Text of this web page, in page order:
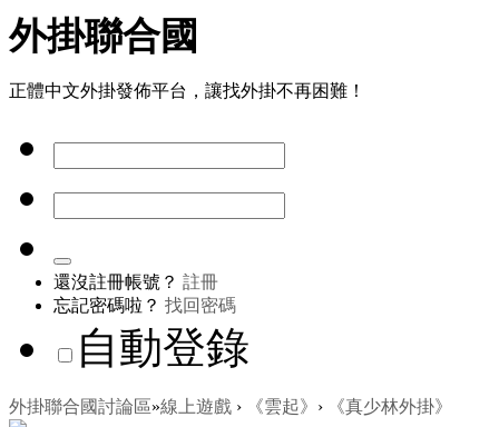
外掛聯合國
正體中文外掛發佈平台，讓找外掛不再困難！
還沒註冊帳號？ 註冊
忘記密碼啦？ 找回密碼
自動登錄
外掛聯合國討論區»線上遊戲 › 《雲起》 › 《真少林外掛》